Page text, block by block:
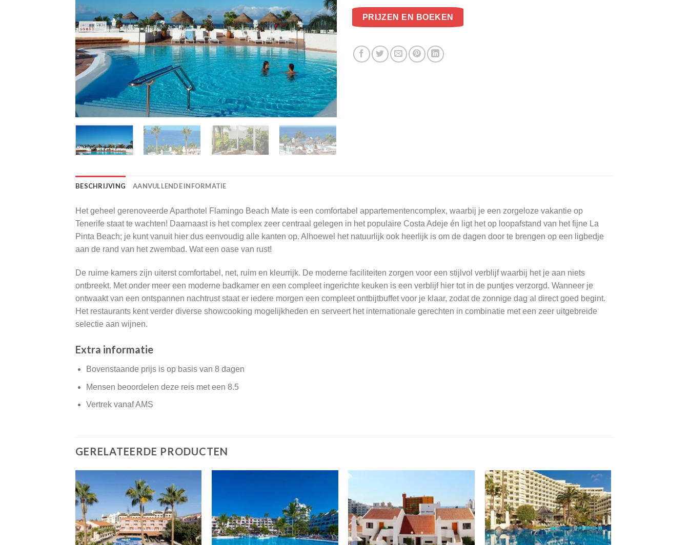
PRIJZEN EN BOEKEN
BESCHRIJVING AANVULLENDE INFORMATIE
Het geheel gerenoveerde Aparthotel Flamingo Beach Mate is een comfortabel appartementencomplex, waarbij je een zorgeloze vakantie op
Tenerife staat te wachten! Daarnaast is het complex zeer centraal gelegen in het populaire Costa Adeje én ligt het op loopafstand van het fijne La
Pinta Beach; je kunt vanuit hier dus eenvoudig alle kanten op. Alhoewel het natuurlijk ook heerlijk is om de dagen door te brengen op een ligbedje
aan de rand van het zwembad. Wat een oase van rust!
De ruime kamers zijn uiterst comfortabel, net, ruim en kleurrijk. De moderne faciliteiten zorgen voor een stijlvol verblijf waarbij het je aan niets
ontbreekt. Met onder meer een moderne badkamer en een compleet ingerichte keuken is een verblijf hier tot in de puntjes verzorgd. Wanneer je
ontwaakt van een ontspannen nachtrust staat er iedere morgen een compleet ontbijtbuffet voor je klaar, zodat de zonnige dag al direct goed begint.
Het restaurants kent verder diverse showcooking mogelijkheden en serveert het internationale gerechten in combinatie met een zeer uitgebreide
selectie aan wijnen.
Extra informatie
Bovenstaande prijs is op basis van 8 dagen
Mensen beoordelen deze reis met een 8.5
Vertrek vanaf AMS
GERELATEERDE PRODUCTEN